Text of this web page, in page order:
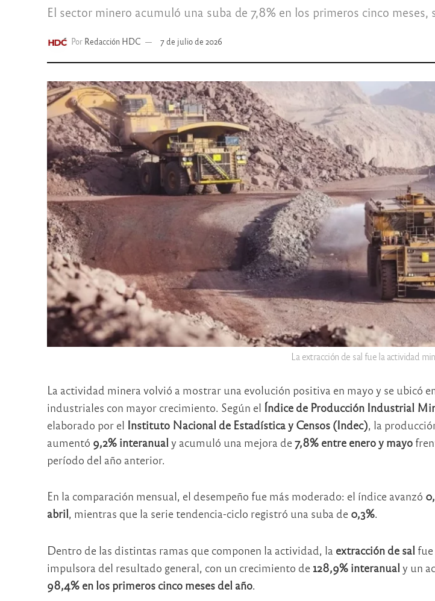
El sector minero acumuló una suba de 7,8% en los primeros cinco meses,
Por Redacción HDC 7 de julio de 2026
La extracción de sal fue la actividad
La actividad minera volvió a mostrar una evolución positiva en mayo y se ubicó
industriales con mayor crecimiento. Según el Índice de Producción Industrial
elaborado por el Instituto Nacional de Estadística y Censos (Indec), la
aumentó 9,2% interanual y acumuló una mejora de7,8% entre enero y mayo
período del año anterior.
En la comparación mensual, el desempeño fue más moderado: el índice avanzó
abril, mientras que la serie tendencia-ciclo registró una suba de 0,3%.
Dentro de las distintas ramas que componen la actividad, la extracción de sal
impulsora del resultado general, con un crecimiento de 128,9% interanual y un
98,4% en los primeros cinco meses del año.